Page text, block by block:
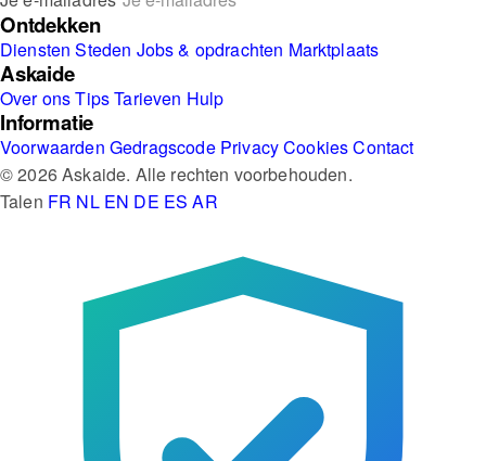
Ontdekken
Diensten Steden Jobs & opdrachten Marktplaats
Askaide
Over onsTipsTarieven Hulp
Informatie
Voorwaarden Gedragscode PrivacyCookiesContact
© 2026 Askaide. Alle rechten voorbehouden.
Talen FR NL EN DE ES AR